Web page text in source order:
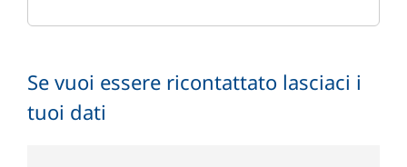
Se vuoi essere ricontattato lasciaci i
tuoi dati